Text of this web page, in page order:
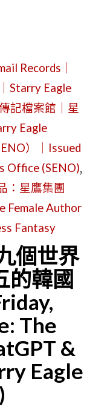
Records｜
Starry Eagle
記檔案館｜星
Eagle
）｜Issued
Office (SENO),
：星鷹集團
Female Author
Fantasy
個世界
的韓國
The
&
Eagle